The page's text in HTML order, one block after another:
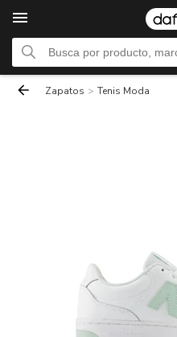
Zapatos > Tenis Moda